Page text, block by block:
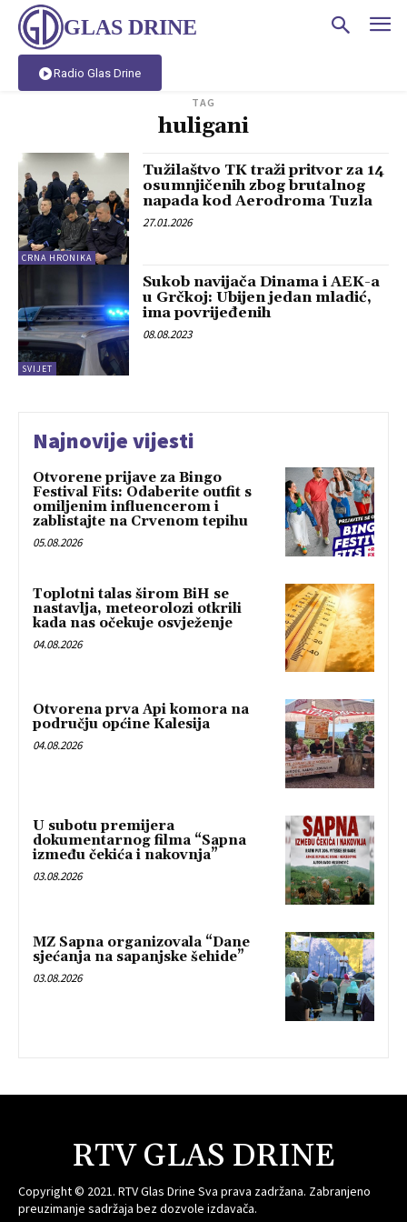
GLAS DRINE
Radio Glas Drine
TAG
huligani
CRNA HRONIKA
Tužilaštvo TK traži pritvor za 14
osumnjičenih zbog brutalnog
napada kod Aerodroma Tuzla
27.01.2026
SVIJET
Sukob navijača Dinama i AEK-a
u Grčkoj: Ubijen jedan mladić,
ima povrijeđenih
08.08.2023
Najnovije vijesti
Otvorene prijave za Bingo
Festival Fits: Odaberite outfit s
omiljenim influencerom i
zablistajte na Crvenom tepihu
05.08.2026
Toplotni talas širom BiH se
nastavlja, meteorolozi otkrili
kada nas očekuje osvježenje
04.08.2026
Otvorena prva Api komora na
području općine Kalesija
04.08.2026
U subotu premijera
dokumentarnog filma “Sapna
između čekića i nakovnja”
03.08.2026
MZ Sapna organizovala “Dane
sjećanja na sapanjske šehide”
03.08.2026
RTV GLAS DRINE
Copyright © 2021. RTV Glas Drine Sva prava zadržana. Zabranjeno
preuzimanje sadržaja bez dozvole izdavača.